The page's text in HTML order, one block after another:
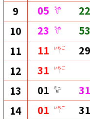
9 05 うめ
U 22
10 23 うめ
U 53
11 11 いちご
I 29
12 31 いちご
I
13 01 ミュ
M 31
14 01 いちご
I 31